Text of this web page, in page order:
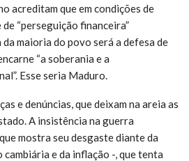
acreditam que em condições de
“perseguição financeira”
maioria do povo será a defesa de
“a soberania e a
Esse seria Maduro.
e denúncias, que deixam na areia as
A insistência na guerra
mostra seu desgaste diante da
cambiária e da inflação -, que tenta